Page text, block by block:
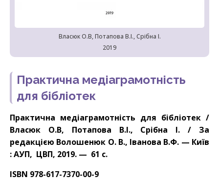
Власюк О.В, Потапова В.І., Срібна І.
2019
Практична медіаграмотність
для бібліотек
Практична медіаграмотність для бібліотек /
Власюк О.В, Потапова В.І., Срібна І. / За
редакцією Волошенюк О. В., Іванова В.Ф. — Київ
: АУП, ЦВП, 2019. — 61 с.
ISBN 978-617-7370-00-9